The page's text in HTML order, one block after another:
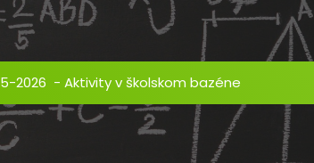
2026 - Aktivity v školskom bazéne